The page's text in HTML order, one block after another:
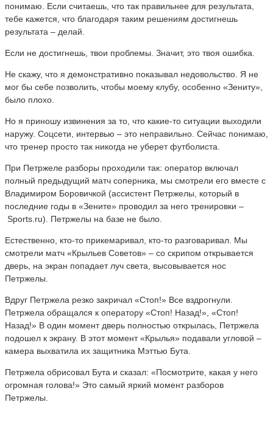
понимаю. Если считаешь, что так правильнее для результата,
тебе кажется, что благодаря таким решениям достигнешь
результата – делай.
Если не достигнешь, твои проблемы. Значит, это твоя ошибка.
Не скажу, что я демонстративно показывал недовольство. Я не
мог бы себе позволить, чтобы моему клубу, особенно «Зениту»,
было плохо.
Но я приношу извинения за то, что какие-то ситуации выходили
наружу. Соцсети, интервью – это неправильно. Сейчас понимаю,
что тренер просто так никогда не уберет футболиста.
При Петржеле разборы проходили так: оператор включал
полный предыдущий матч соперника, мы смотрели его вместе с
Владимиром Боровичкой (ассистент Петржелы, который в
последние годы в «Зените» проводил за него тренировки –
Sports.ru). Петржелы на базе не было.
Естественно, кто-то прикемаривал, кто-то разговаривал. Мы
смотрели матч «Крыльев Советов» – со скрипом открывается
дверь, на экран попадает луч света, высовывается нос
Петржелы.
Вдруг Петржела резко закричал «Стоп!» Все вздрогнули.
Петржела обращался к оператору «Стоп! Назад!», «Стоп!
Назад!» В один момент дверь полностью открылась, Петржела
подошел к экрану. В этот момент «Крылья» подавали угловой –
камера выхватила их защитника Мэттью Бута.
Петржела обрисовал Бута и сказал: «Посмотрите, какая у него
огромная голова!» Это самый яркий момент разборов
Петржелы.